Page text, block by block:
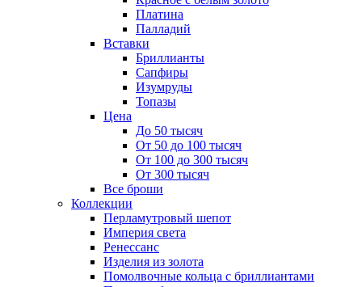
Платина
Палладий
Вставки
Бриллианты
Сапфиры
Изумруды
Топазы
Цена
До 50 тысяч
От 50 до 100 тысяч
От 100 до 300 тысяч
От 300 тысяч
Все броши
Коллекции
Перламутровый шепот
Империя света
Ренессанс
Изделия из золота
Помолвочные кольца с бриллиантами